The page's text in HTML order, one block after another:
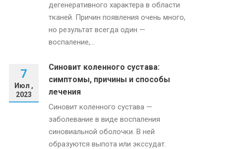
дегенеративного характера в области
тканей. Причин появления очень много,
но результат всегда один —
воспаление,...
7
Июл ,
2023
Синовит коленного сустава:
симптомы, причины и способы
лечения
Синовит коленного сустава —
заболевание в виде воспаления
синовиальной оболочки. В ней
образуются выпота или экссудат.